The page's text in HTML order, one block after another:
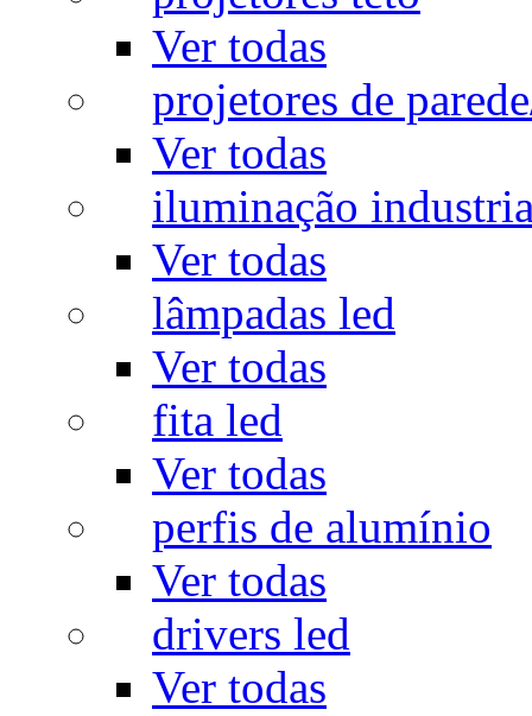
Ver todas
projetores de
Ver todas
iluminação
Ver todas
lâmpadas led
Ver todas
fita led
Ver todas
perfis de alumínio
Ver todas
drivers led
Ver todas